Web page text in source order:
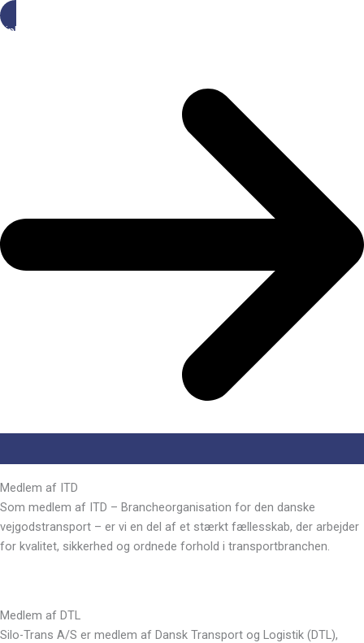
Link til FindSmiley
Medlem af ITD
Som medlem af ITD – Brancheorganisation for den danske
vejgodstransport – er vi en del af et stærkt fællesskab, der arbejder
for kvalitet, sikkerhed og ordnede forhold i transportbranchen.
Medlem af DTL
Silo-Trans A/S er medlem af Dansk Transport og Logistik (DTL),